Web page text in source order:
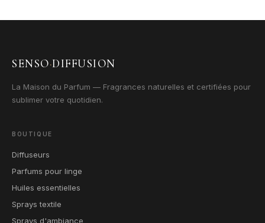
SENSO·DIFFUSION
La Maison du Parfum — Fragrances naturelles et certifiées pour
sublimer votre quotidien.
BOUTIQUE
Diffuseurs
Parfums pour linge
Huiles essentielles
Sprays textile
Sprays d'ambiance